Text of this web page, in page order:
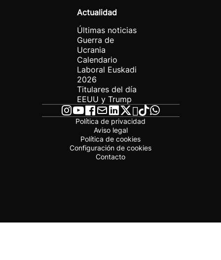
Actualidad
Últimas noticias
Guerra de
Ucrania
Calendario
Laboral Euskadi
2026
Titulares del día
EEUU y Trump
Política de privacidad
Aviso legal
Política de cookies
Configuración de cookies
Contacto